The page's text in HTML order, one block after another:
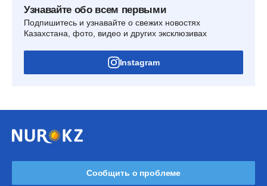
Узнавайте обо всем первыми
Подпишитесь и узнавайте о свежих новостях
Казахстана, фото, видео и других эксклюзивах
Instagram
Сообщить о проблеме